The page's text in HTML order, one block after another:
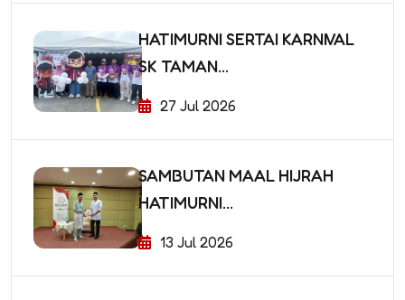
HATIMURNI SERTAI KARNIVAL
SK TAMAN...
27 Jul 2026
SAMBUTAN MAAL HIJRAH
HATIMURNI...
13 Jul 2026